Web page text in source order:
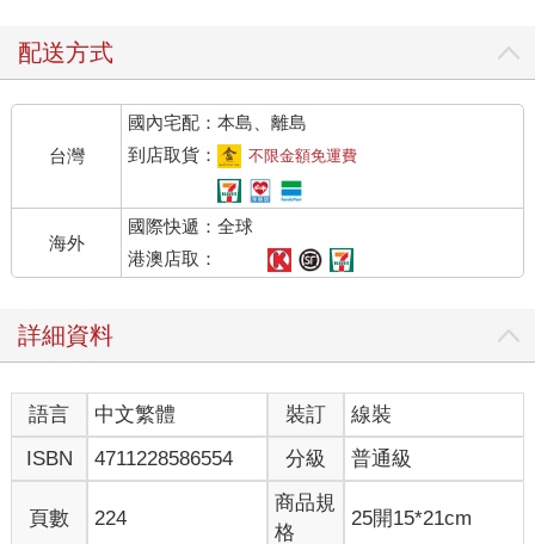
配送方式
台灣
國內宅配：本島、離島
到店取貨：
不限金額免運費
海外
國際快遞：全球
港澳店取：
詳細資料
語言 中文繁體 裝訂
線裝
ISBN
4711228586554 分級 普通級
頁數 224
商品規
格
25開15*21cm